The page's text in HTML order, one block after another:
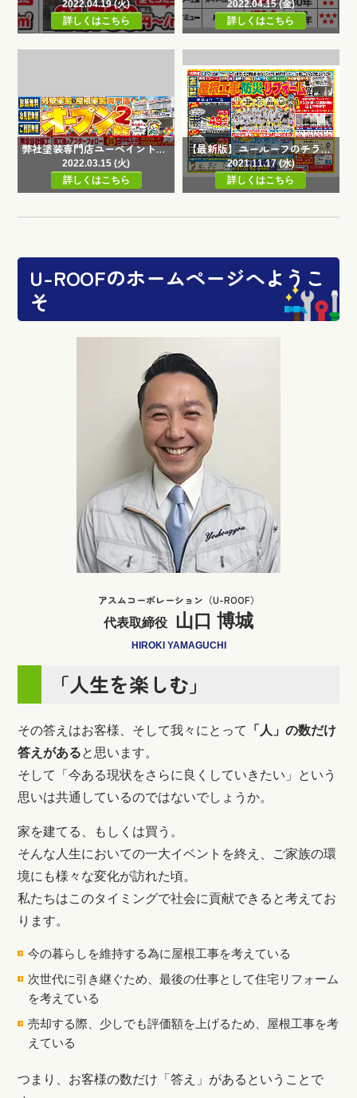
2022.04.19 (火)
詳しくはこちら
2022.04.15 (金)
詳しくはこちら
弊社塗装専門店ユーペイントがオープン2周年を迎えました！／ 福岡市・糸島市の屋根リフォーム・雨漏り専門店ユールーフ
2022.03.15 (火)
詳しくはこちら
【最新版】ユールーフのチラシは入ってましたか？／ 福岡市・糸島市の屋根リフォーム・雨漏り専門店ユールーフ
2021.11.17 (水)
詳しくはこちら
U-ROOFのホームページへようこ
そ
アスムコーポレーション（U-ROOF）
代表取締役
山口 博城
HIROKI YAMAGUCHI
「人生を楽しむ」
その答えはお客様、そして我々にとって
「人」の数だけ
答えがあると思います。
そして「今ある現状をさらに良くしていきたい」という
思いは共通しているのではないでしょうか。
家を建てる、もしくは買う。
そんな人生においての一大イベントを終え、ご家族の環
境にも様々な変化が訪れた頃。
私たちはこのタイミングで社会に貢献できると考えてお
ります。
今の暮らしを維持する為に屋根工事を考えている
次世代に引き継ぐため、最後の仕事として住宅リフォーム
を考えている
売却する際、少しでも評価額を上げるため、屋根工事を考
えている
つまり、お客様の数だけ「答え」があるということで